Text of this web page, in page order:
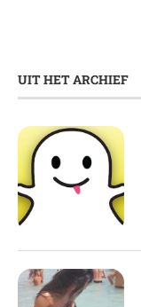
UIT HET ARCHIEF